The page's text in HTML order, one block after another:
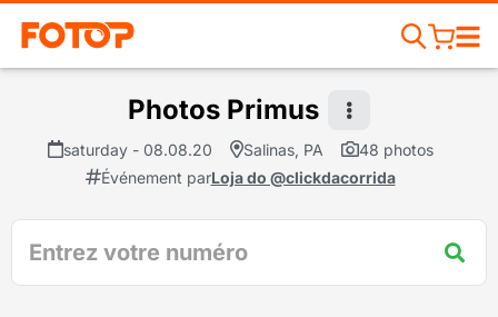
Photos Primus
saturday - 08.08.20 Salinas, PA
48 photos
Événement parLoja do @clickdacorrida